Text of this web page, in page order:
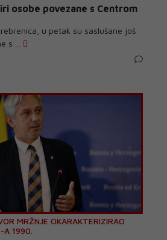
osobe povezane s Centrom
u petak su saslušane još
s ...
MRŽNJE OKARAKTERIZIRAO
A 1990.